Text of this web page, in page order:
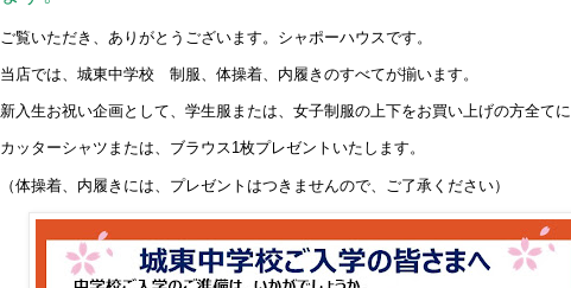
ご覧いただき、ありがとうございます。シャポーハウスです。
当店では、城東中学校 制服、体操着、内履きのすべてが揃います。
新入生お祝い企画として、学生服または、女子制服の上下をお買い上げの方全てに
カッターシャツまたは、ブラウス1枚プレゼントいたします。
（体操着、内履きには、プレゼントはつきませんので、ご了承ください）